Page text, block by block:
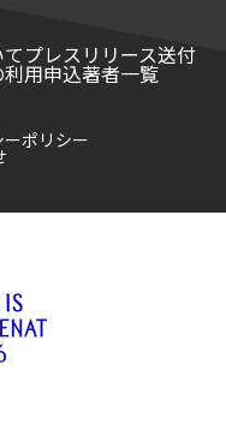
プレスリリース送付
用申込著者一覧
ポリシー